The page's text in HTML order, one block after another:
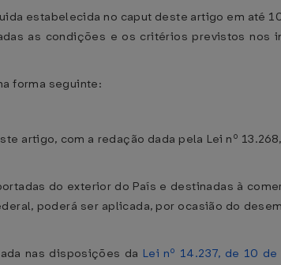
estabelecida no caput deste artigo em até
as condições e os critérios previstos
forma seguinte:
artigo, com a redação dada pela Lei nº
do exterior do País e destinadas à
poderá ser aplicada, por ocasião do
nas disposições da Lei nº 14.237, de 10